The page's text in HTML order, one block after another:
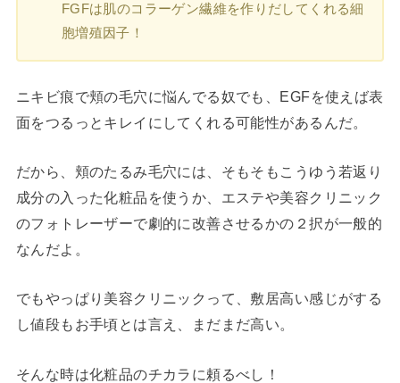
FGFは肌のコラーゲン繊維を作りだしてくれる細
胞増殖因子！
ニキビ痕で頬の毛穴に悩んでる奴でも、EGFを使えば表
面をつるっとキレイにしてくれる可能性があるんだ。
だから、頬のたるみ毛穴には、そもそもこうゆう若返り
成分の入った化粧品を使うか、エステや美容クリニック
のフォトレーザーで劇的に改善させるかの２択が一般的
なんだよ。
でもやっぱり美容クリニックって、敷居高い感じがする
し値段もお手頃とは言え、まだまだ高い。
そんな時は化粧品のチカラに頼るべし！